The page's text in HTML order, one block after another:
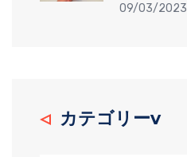
09/03/2023
カテゴリーv